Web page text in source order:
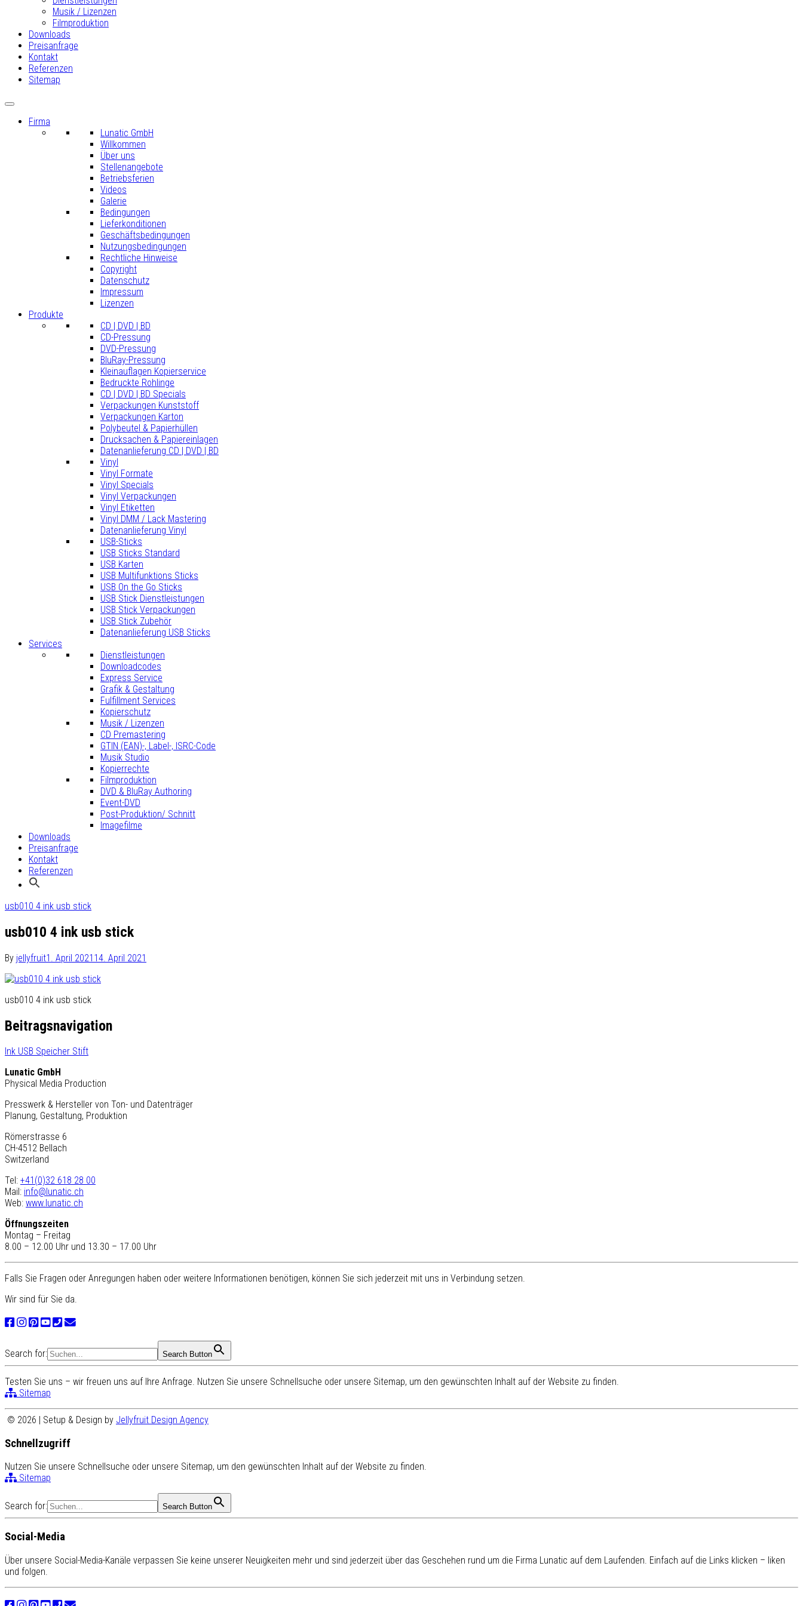
Musik / Lizenzen
Filmproduktion
Downloads
Preisanfrage
Kontakt
Referenzen
Sitemap
Firma
Lunatic GmbH
Willkommen
Über uns
Stellenangebote
Betriebsferien
Videos
Galerie
Bedingungen
Lieferkonditionen
Geschäftsbedingungen
Nutzungsbedingungen
Rechtliche Hinweise
Copyright
Datenschutz
Impressum
Lizenzen
Produkte
CD | DVD | BD
CD-Pressung
DVD-Pressung
BluRay-Pressung
Kleinauflagen Kopierservice
Bedruckte Rohlinge
CD | DVD | BD Specials
Verpackungen Kunststoff
Verpackungen Karton
Polybeutel & Papierhüllen
Drucksachen & Papiereinlagen
Datenanlieferung CD | DVD | BD
Vinyl
Vinyl Formate
Vinyl Specials
Vinyl Verpackungen
Vinyl Etiketten
Vinyl DMM / Lack Mastering
Datenanlieferung Vinyl
USB-Sticks
USB Sticks Standard
USB Karten
USB Multifunktions Sticks
USB On the Go Sticks
USB Stick Dienstleistungen
USB Stick Verpackungen
USB Stick Zubehör
Datenanlieferung USB Sticks
Services
Dienstleistungen
Downloadcodes
Express Service
Grafik & Gestaltung
Fulfillment Services
Kopierschutz
Musik / Lizenzen
CD Premastering
GTIN (EAN)-, Label-, ISRC-Code
Musik Studio
Kopierrechte
Filmproduktion
DVD & BluRay Authoring
Event-DVD
Post-Produktion/ Schnitt
Imagefilme
Downloads
Preisanfrage
Kontakt
Referenzen
usb010 4 ink usb stick
usb010 4 ink usb stick
By jellyfruit1. April 2021 14. April 2021
usb010 4 ink usb stick
Beitragsnavigation
Ink USB Speicher Stift
Lunatic GmbH
Physical Media Production
Presswerk & Hersteller von Ton- und Datenträger
Planung, Gestaltung, Produktion
Römerstrasse 6
CH-4512 Bellach
Switzerland
Tel: +41(0)32 618 28 00
Mail: info@lunatic.ch
Web: www.lunatic.ch
Öffnungszeiten
Montag – Freitag
8.00 – 12.00 Uhr und 13.30 – 17.00 Uhr
Falls Sie Fragen oder Anregungen haben oder weitere Informationen benötigen, können Sie sich jederzeit mit uns in Verbindung setzen.
Wir sind für Sie da.
Search for: Search Button
Testen Sie uns – wir freuen uns auf Ihre Anfrage. Nutzen Sie unsere Schnellsuche oder unsere Sitemap, um den gewünschten Inhalt auf der Website zu finden.
Sitemap
© 2026 | Setup & Design by Jellyfruit Design Agency
Schnellzugriff
Nutzen Sie unsere Schnellsuche oder unsere Sitemap, um den gewünschten Inhalt auf der Website zu finden.
Sitemap
Search for: Search Button
Social-Media
Über unsere Social-Media-Kanäle verpassen Sie keine unserer Neuigkeiten mehr und sind jederzeit über das Geschehen rund um die Firma Lunatic auf dem Laufenden. Einfach auf die Links klicken – liken
und folgen.